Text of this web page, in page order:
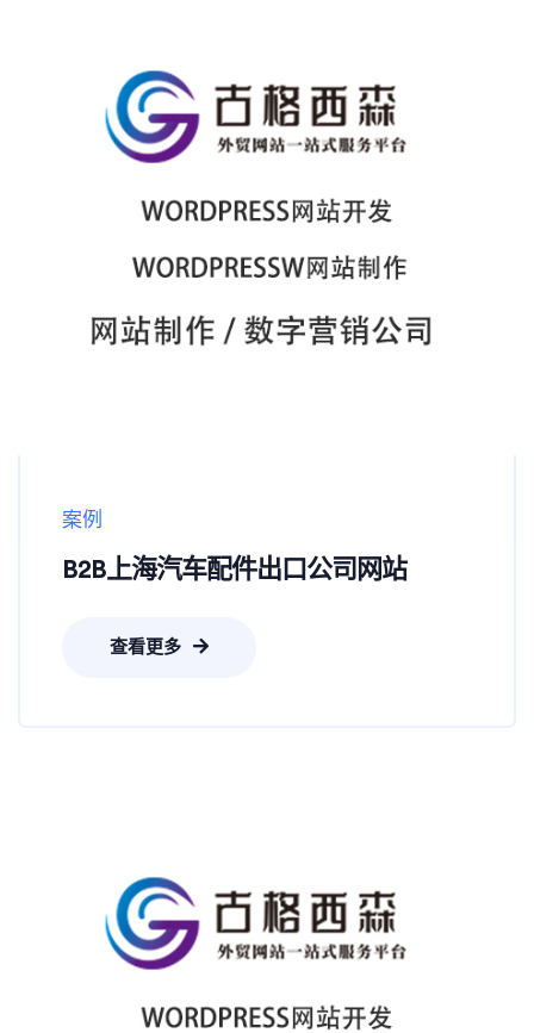
案例
B2B上海汽车配件出口公司网站
查看更多